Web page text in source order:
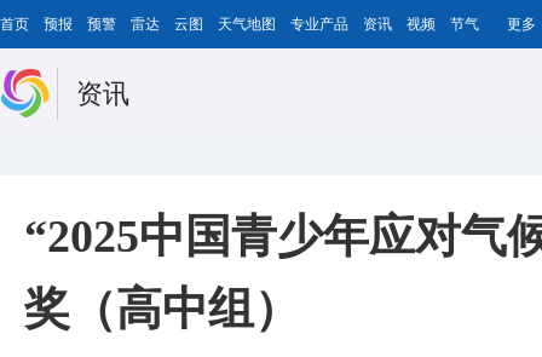
首页 预报 预警 雷达 云图 天气地图 专业产品 资讯 视频 节气 更多
资讯
“2025中国青少年应对气
奖（高中组）